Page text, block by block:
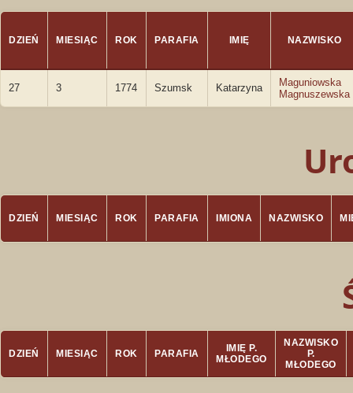
DZIEŃ MIESIĄC ROK PARAFIA IMIĘ NAZWISKO
27 3 1774 Szumsk Katarzyna
Maguniowska
Magnuszewska
DZIEŃ MIESIĄC ROK PARAFIA IMIONA NAZWISKO
DZIEŃ MIESIĄC ROK PARAFIA
IMIĘ P.
MŁODEGO
NAZWISKO
P.
MŁODEGO